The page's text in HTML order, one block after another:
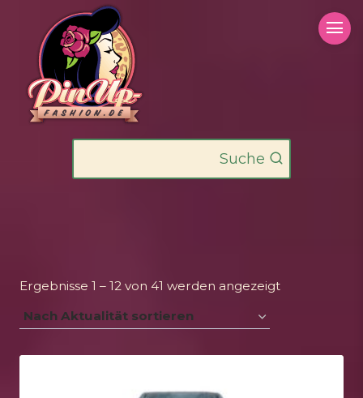
springen
Suche
Ergebnisse 1 – 12 von 41 werden angezeigtNach